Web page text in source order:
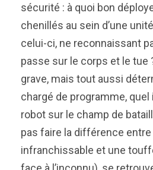
sécurité : à quoi bon
chenillés au sein d’une
celui-ci, ne reconnaissant
passe sur le corps et le tue
grave, mais tout aussi
chargé de programme,
robot sur le champ de
pas faire la différence
infranchissable et une